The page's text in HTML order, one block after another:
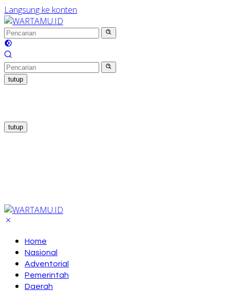
Langsung ke konten
tutup
tutup
Home
Nasional
Adventorial
Pemerintah
Daerah